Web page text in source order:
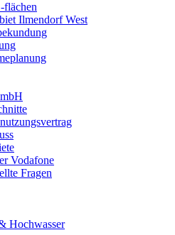
flächen
Ilmendorf West
Vodafone
Fragen
Hochwasser